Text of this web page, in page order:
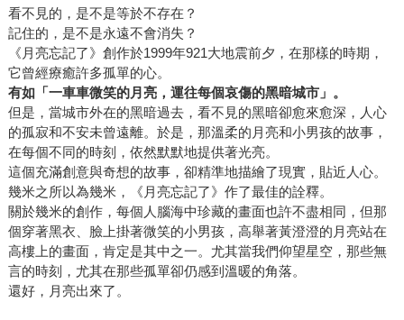
看不見的，是不是等於不存在？
記住的，是不是永遠不會消失？
《月亮忘記了》創作於1999年921大地震前夕，在那樣的時期，
它曾經療癒許多孤單的心。
有如「一車車微笑的月亮，運往每個哀傷的黑暗城市」。
但是，當城市外在的黑暗過去，看不見的黑暗卻愈來愈深，人心
的孤寂和不安未曾遠離。於是，那溫柔的月亮和小男孩的故事，
在每個不同的時刻，依然默默地提供著光亮。
這個充滿創意與奇想的故事，卻精準地描繪了現實，貼近人心。
幾米之所以為幾米，《月亮忘記了》作了最佳的詮釋。
關於幾米的創作，每個人腦海中珍藏的畫面也許不盡相同，但那
個穿著黑衣、臉上掛著微笑的小男孩，高舉著黃澄澄的月亮站在
高樓上的畫面，肯定是其中之一。尤其當我們仰望星空，那些無
言的時刻，尤其在那些孤單卻仍感到溫暖的角落。
還好，月亮出來了。